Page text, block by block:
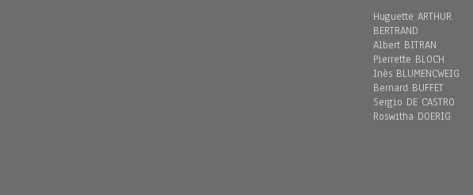
Huguette ARTHUR
BERTRAND
Albert BITRAN
Pierrette BLOCH
Inès BLUMENCWEIG
Bernard BUFFET
Sergio DE CASTRO
Roswitha DOERIG